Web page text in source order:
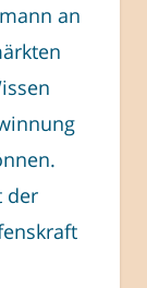
an
der